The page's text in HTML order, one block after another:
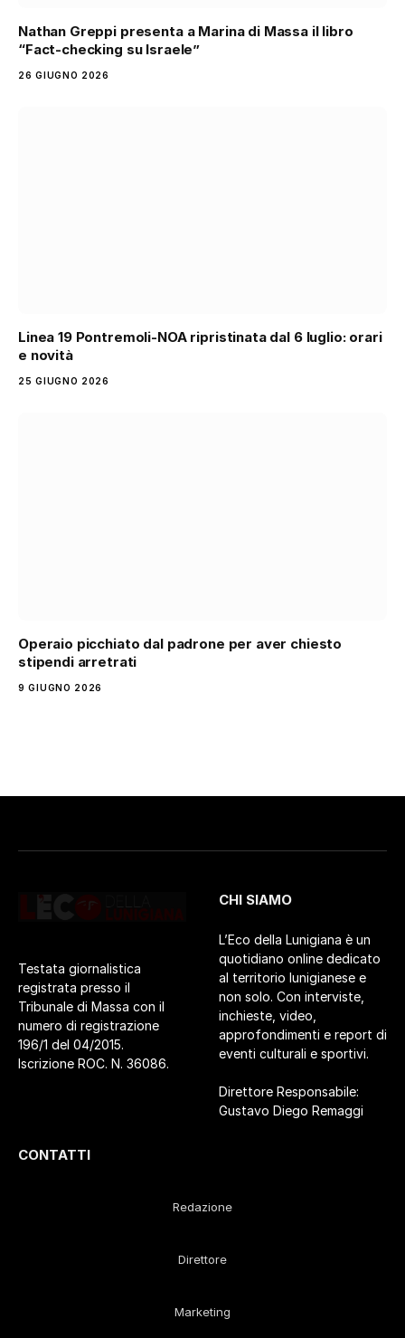
Nathan Greppi presenta a Marina di Massa il libro
“Fact-checking su Israele”
26 GIUGNO 2026
Linea 19 Pontremoli-NOA ripristinata dal 6 luglio: orari
e novità
25 GIUGNO 2026
Operaio picchiato dal padrone per aver chiesto
stipendi arretrati
9 GIUGNO 2026
Testata giornalistica
registrata presso il
Tribunale di Massa con il
numero di registrazione
196/1 del 04/2015.
Iscrizione ROC. N. 36086.
CHI SIAMO
L’Eco della Lunigiana è un
quotidiano online dedicato
al territorio lunigianese e
non solo. Con interviste,
inchieste, video,
approfondimenti e report di
eventi culturali e sportivi.
Direttore Responsabile:
Gustavo Diego Remaggi
CONTATTI
Redazione
Direttore
Marketing